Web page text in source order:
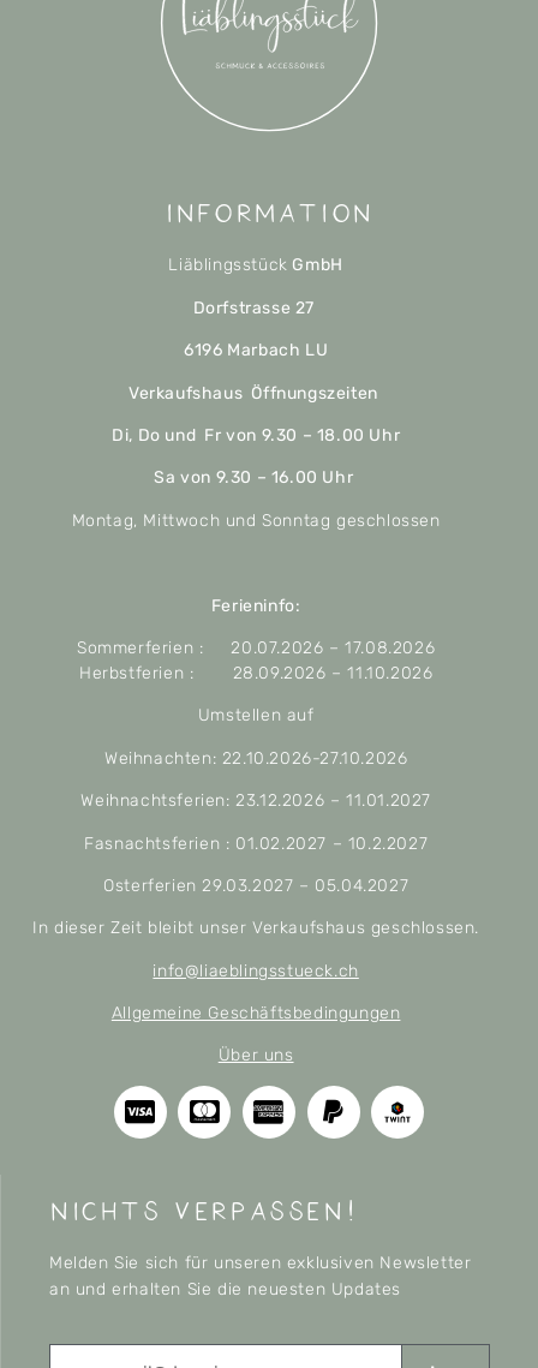
Information
Liäblingsstück GmbH
Dorfstrasse 27
6196 Marbach LU
Verkaufshaus Öffnungszeiten
Di, Do und Fr von 9.30 – 18.00 Uhr
Sa von 9.30 – 16.00 Uhr
Montag, Mittwoch und Sonntag geschlossen
Ferieninfo:
Sommerferien : 20.07.2026 – 17.08.2026
Herbstferien : 28.09.2026 – 11.10.2026
Umstellen auf
Weihnachten: 22.10.2026-27.10.2026
Weihnachtsferien: 23.12.2026 – 11.01.2027
Fasnachtsferien : 01.02.2027 – 10.2.2027
Osterferien 29.03.2027 – 05.04.2027
In dieser Zeit bleibt unser Verkaufshaus geschlossen.
info@liaeblingsstueck.ch
Allgemeine Geschäftsbedingungen
Über uns
nichts verpassen!
Melden Sie sich für unseren exklusiven Newsletter
an und erhalten Sie die neuesten Updates